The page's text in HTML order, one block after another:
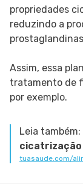
propriedades
reduzindo a
Assim, essa
tratamento de
por exemplo.
Leia também:
cicatrização
tuasaude.com/